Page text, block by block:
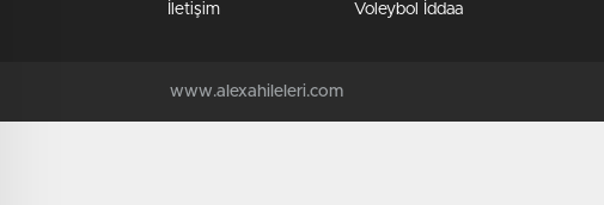
İletişim Voleybol İddaa
www.alexahileleri.com